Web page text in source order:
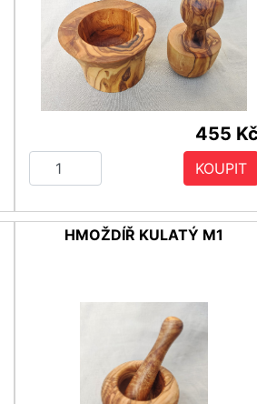
455 Kč
KOUPIT
HMOŽDÍŘ KULATÝ M1